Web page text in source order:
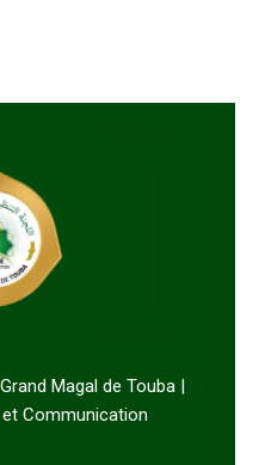
Magal de Touba |
Communication